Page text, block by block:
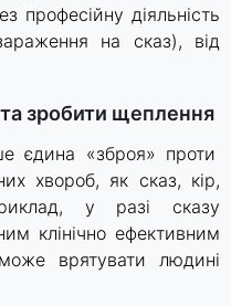
професійну діяльність
на сказ), від
та зробити щеплення
єдина «зброя» проти
хвороб, як сказ, кір,
у разі сказу
клінічно ефективним
врятувати людині